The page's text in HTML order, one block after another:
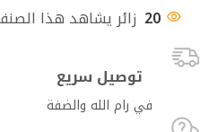
20 زائر يشاهد هذا
توصيل سريع
في رام الله والضفة